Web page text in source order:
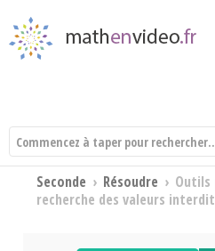
Seconde › Résoudre › Outils
recherche des valeurs